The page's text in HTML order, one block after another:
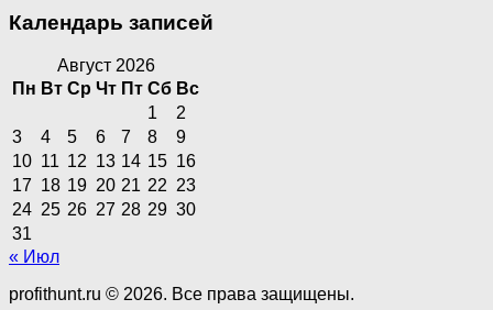
Календарь записей
Август 2026
Пн Вт Ср Чт Пт Сб Вс
1
2
3
4 5 6 7 8
9
10 11 12 13 14 15 16
17 18 19 20 21 22 23
24 25 26 27 28 29 30
31
« Июл
profithunt.ru © 2026. Все права защищены.